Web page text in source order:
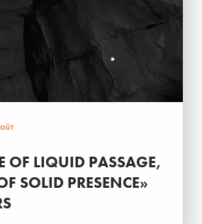
OF LIQUID PASSAGE,
SOLID PRESENCE»